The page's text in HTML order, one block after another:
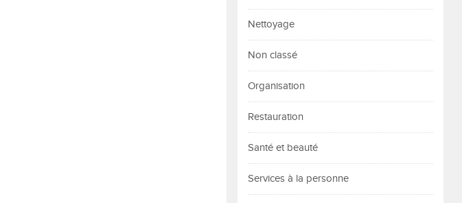
Nettoyage
Non classé
Organisation
Restauration
Santé et beauté
Services à la personne